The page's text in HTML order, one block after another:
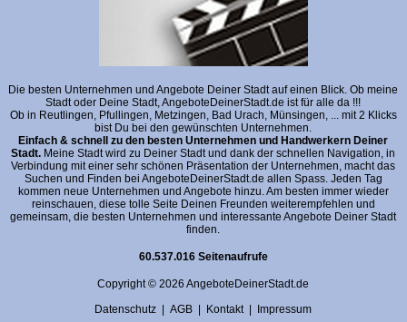
Die besten Unternehmen und Angebote Deiner Stadt auf einen Blick. Ob meine
Stadt oder Deine Stadt, AngeboteDeinerStadt.de ist für alle da !!!
Ob in Reutlingen, Pfullingen, Metzingen, Bad Urach, Münsingen, ... mit 2 Klicks
bist Du bei den gewünschten Unternehmen.
Einfach & schnell zu den besten Unternehmen und Handwerkern Deiner
Stadt. Meine Stadt wird zu Deiner Stadt und dank der schnellen Navigation, in
Verbindung mit einer sehr schönen Präsentation der Unternehmen, macht das
Suchen und Finden bei AngeboteDeinerStadt.de allen Spass. Jeden Tag
kommen neue Unternehmen und Angebote hinzu. Am besten immer wieder
reinschauen, diese tolle Seite Deinen Freunden weiterempfehlen und
gemeinsam, die besten Unternehmen und interessante Angebote Deiner Stadt
finden.
60.537.016 Seitenaufrufe
Copyright © 2026 AngeboteDeinerStadt.de
Datenschutz |AGB | Kontakt| Impressum